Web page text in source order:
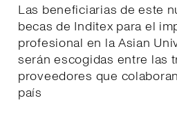
Las beneficiarias de este
becas de Inditex para el
profesional en la Asian
serán escogidas entre las
proveedores que
país